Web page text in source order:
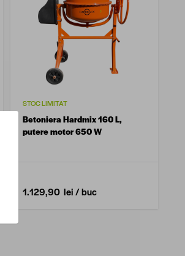
STOC LIMITAT
Betoniera Hardmix 160 L,
putere motor 650 W
1.129,90 lei/ buc